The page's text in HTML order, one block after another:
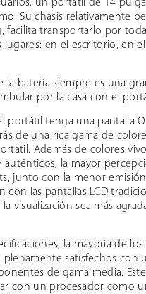
un portátil de 14
Su chasis relativamente
facilita transportarlo por toda
lugares: en el escritorio, en
la batería siempre es una
por la casa con el
portátil tenga una pantalla
de una rica gama de
Además de colores
la mayor
junto con la menor
con las pantallas LCD
visualización sea más
la mayoría de
plenamente satisfechos con
de gama media.
con un procesador como